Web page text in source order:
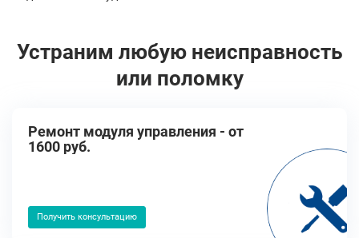
Устраним любую неисправность
или поломку
Ремонт модуля управления - от
1600 руб.
Получить консультацию